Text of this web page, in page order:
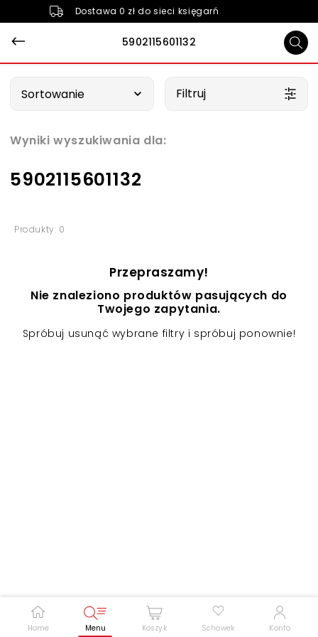
Dostawa 0 zł do sieci księgarń
5902115601132
Home Menu Koszyk Schowek Konto
Wyniki wyszukiwania dla:
5902115601132
Sortowanie Filtruj
Produkty: 0
Przepraszamy!
Nie znaleziono produktów pasujących do
Twojego zapytania.
Spróbuj usunąć wybrane filtry i spróbuj ponownie!
Podkreślenie linków